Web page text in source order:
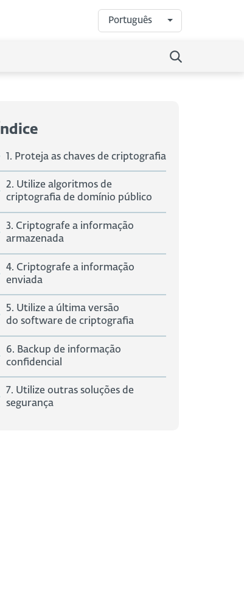
Português
Índice
1. Proteja as chaves de criptografia
2. Utilize algoritmos de
criptografia de domínio público
3. Criptografe a informação
armazenada
4. Criptografe a informação
enviada
5. Utilize a última versão
do software de criptografia
6. Backup de informação
confidencial
7. Utilize outras soluções de
segurança